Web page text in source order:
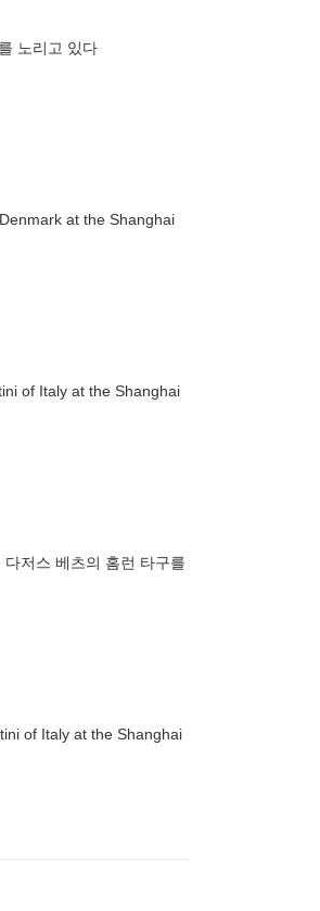
2연패를 노리고 있다
at the Shanghai
of Italy at the Shanghai
저스 베츠의 홈런 타구를
of Italy at the Shanghai